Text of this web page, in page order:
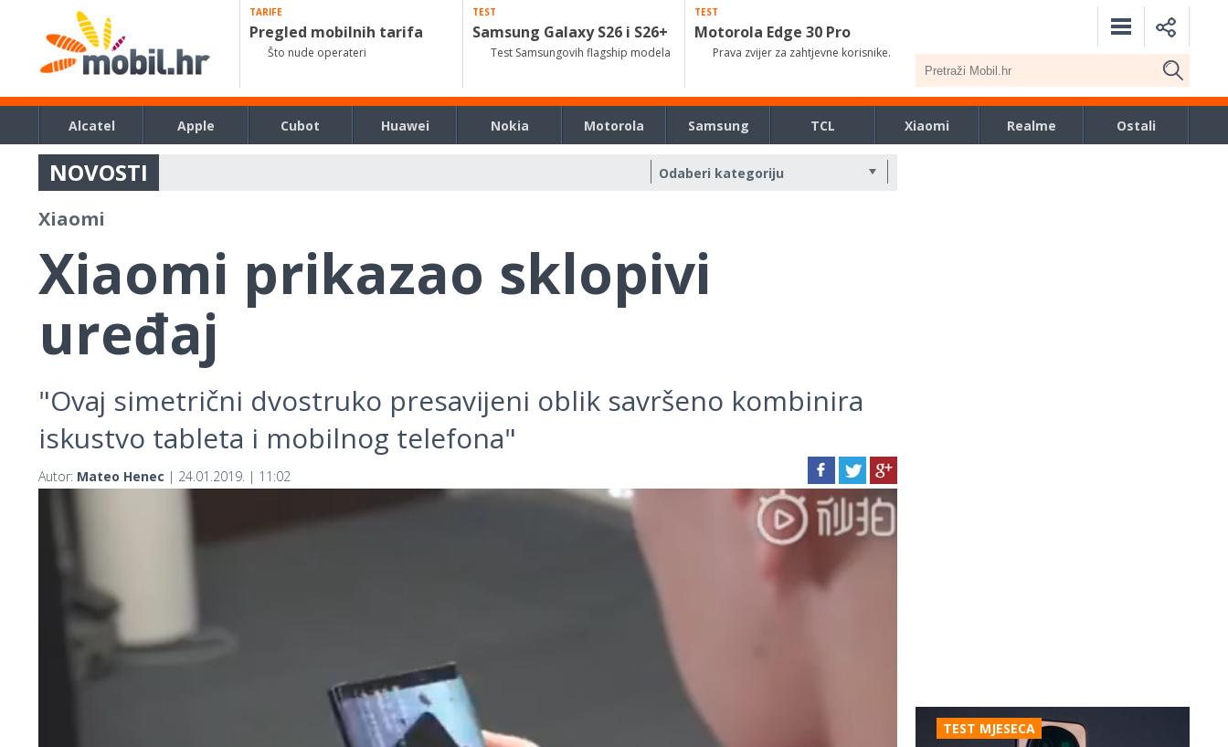
TARIFE
Pregled mobilnih tarifa
Što nude operateri
TEST
Samsung Galaxy S26 i S26+
Test Samsungovih flagship modela
TEST
Motorola Edge 30 Pro
Prava zvijer za zahtjevne korisnike.
Alcatel Apple Cubot Huawei Nokia Motorola Samsung TCL Xiaomi Realme Ostali
NOVOSTI
Xiaomi
Xiaomi prikazao sklopivi
uređaj
"Ovaj simetrični dvostruko presavijeni oblik savršeno kombinira
iskustvo tableta i mobilnog telefona"
Autor: Mateo Henec | 24.01.2019. | 11:02
TEST MJESECA